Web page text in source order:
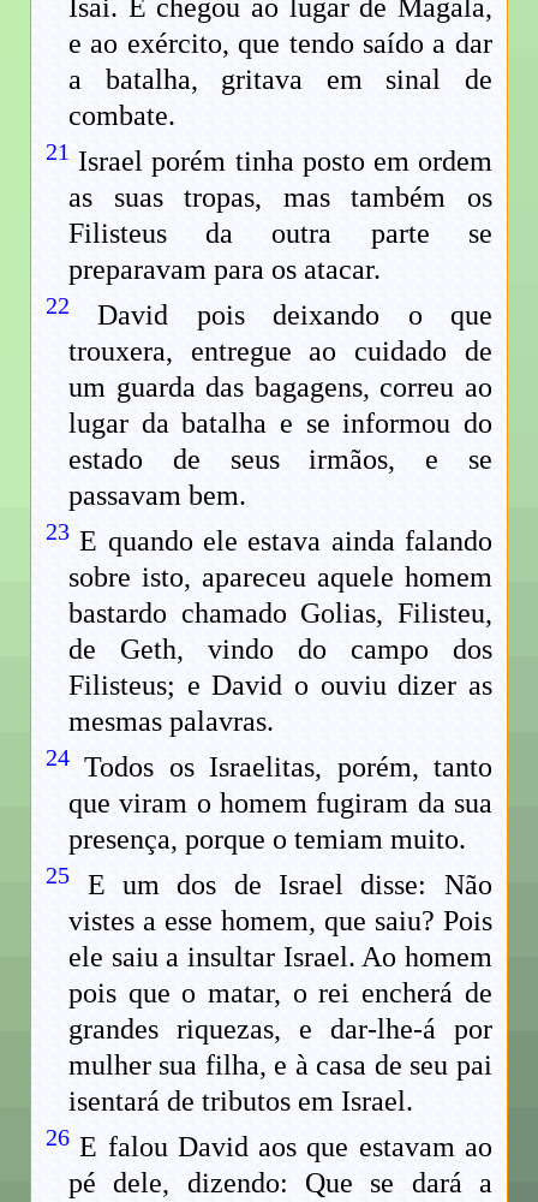
Isai. E chegou ao lugar de Magala,
e ao exército, que tendo saído a dar
a batalha, gritava em sinal de
combate.
21 Israel porém tinha posto em ordem
as suas tropas, mas também os
Filisteus da outra parte se
preparavam para os atacar.
22
David pois deixando o que
trouxera, entregue ao cuidado de
um guarda das bagagens, correu ao
lugar da batalha e se informou do
estado de seus irmãos, e se
passavam bem.
23 E quando ele estava ainda falando
sobre isto, apareceu aquele homem
bastardo chamado Golias, Filisteu,
de Geth, vindo do campo dos
Filisteus; e David o ouviu dizer as
mesmas palavras.
24 Todos os Israelitas, porém, tanto
que viram o homem fugiram da sua
presença, porque o temiam muito.
25 E um dos de Israel disse: Não
vistes a esse homem, que saiu? Pois
ele saiu a insultar Israel. Ao homem
pois que o matar, o rei encherá de
grandes riquezas, e dar-lhe-á por
mulher sua filha, e à casa de seu pai
isentará de tributos em Israel.
26 E falou David aos que estavam ao
pé dele, dizendo: Que se dará a